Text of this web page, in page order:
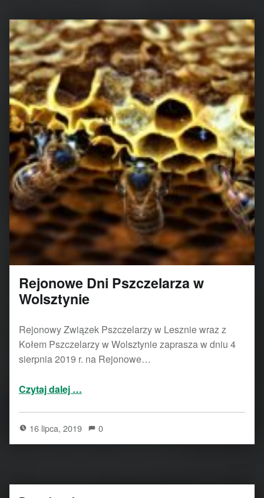
Rejonowe Dni Pszczelarza w
Wolsztynie
Rejonowy Związek Pszczelarzy w Lesznie wraz z
Kołem Pszczelarzy w Wolsztynie zaprasza w dniu 4
sierpnia 2019 r. na Rejonowe…
Czytaj dalej …
16 lipca, 2019 0